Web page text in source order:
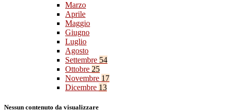
Marzo
Aprile
Maggio
Giugno
Luglio
Agosto
Settembre 54
Ottobre 25
Novembre 17
Dicembre 13
Nessun contenuto da visualizzare